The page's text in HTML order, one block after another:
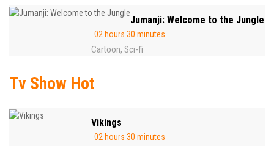
Jumanji: Welcome to the Jungle
02 hours 30 minutes
Cartoon, Sci-fi
Tv Show Hot
Vikings
02 hours 30 minutes